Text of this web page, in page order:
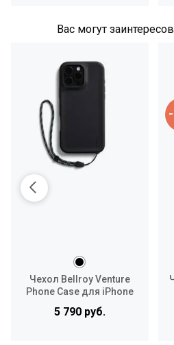
Вас могут
Чехол Bellroy Venture
Phone Case для iPhone
5 790 руб.